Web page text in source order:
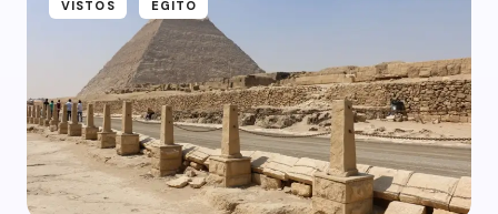
VISTOS EGITO